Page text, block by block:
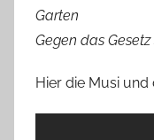
Garten
Gegen das Gesetz
Hier die Musi und